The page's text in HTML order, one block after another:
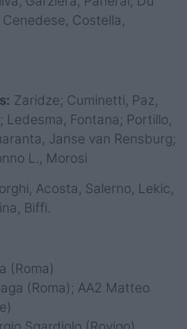
Costella,
Zaridze; Cuminetti, Paz,
Ledesma, Fontana; Portillo,
Janse van Rensburg;
L., Morosi
Acosta, Salerno, Lekic,
Biffi.
(Roma)
(Roma); AA2 Matteo